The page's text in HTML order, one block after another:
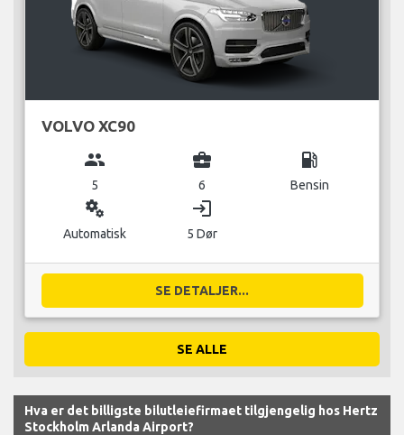
VOLVO XC90
group
5
business_center
6
local_gas_station
Bensin
miscellaneous_services
Automatisk
login
5 Dør
SE DETALJER...
SE ALLE
Hva er det billigste bilutleiefirmaet tilgjengelig hos Hertz
Stockholm Arlanda Airport?